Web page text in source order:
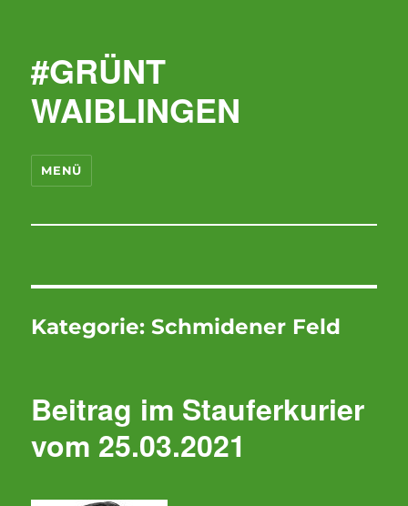
#GRÜNT
WAIBLINGEN
MENÜ
Kategorie:Schmidener Feld
Beitrag im Stauferkurier
vom 25.03.2021